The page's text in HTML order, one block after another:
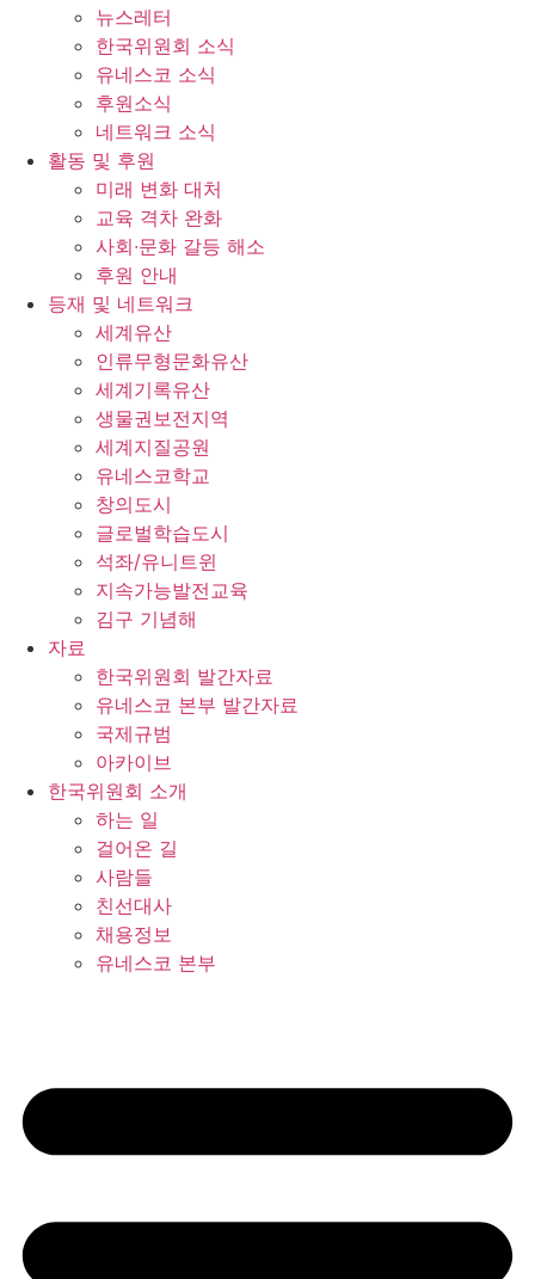
뉴스레터
한국위원회 소식
유네스코 소식
후원소식
네트워크 소식
활동 및 후원
미래 변화 대처
교육 격차 완화
사회∙문화 갈등 해소
후원 안내
등재 및 네트워크
세계유산
인류무형문화유산
세계기록유산
생물권보전지역
세계지질공원
유네스코학교
창의도시
글로벌학습도시
석좌/유니트윈
지속가능발전교육
김구 기념해
자료
한국위원회 발간자료
유네스코 본부 발간자료
국제규범
아카이브
한국위원회 소개
하는 일
걸어온 길
사람들
친선대사
채용정보
유네스코 본부